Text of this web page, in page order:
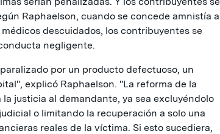
Raphaelson, cuando se concede amnistía a
descuidados, los contribuyentes se
negligente.
por un producto defectuoso, un
explicó Raphaelson. "La reforma de la
justicia al demandante, ya sea excluyéndolo
o limitando la recuperación a solo una
reales de la víctima. Si esto sucediera,